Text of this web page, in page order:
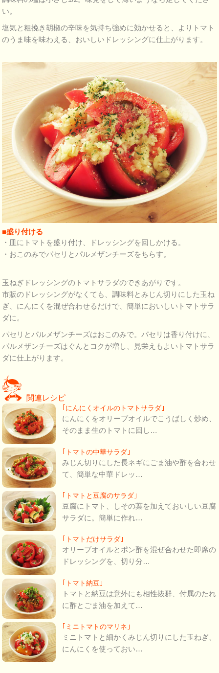
い。
塩気と粗挽き胡椒の辛味を気持ち強めに効かせると、よりトマト
のうま味を味わえる、おいしいドレッシングに仕上がります。
■盛り付ける
・皿にトマトを盛り付け、ドレッシングを回しかける。
・おこのみでパセリとパルメザンチーズをちらす。
玉ねぎドレッシングのトマトサラダのできあがりです。
市販のドレッシングがなくても、調味料とみじん切りにした玉ね
ぎ、にんにくを混ぜ合わせるだけで、簡単においしいトマトサラ
ダに。
パセリとパルメザンチーズはおこのみで。パセリは香り付けに、
パルメザンチーズはぐんとコクが増し、見栄えもよいトマトサラ
ダに仕上がります。
関連レシピ
｢にんにくオイルのトマトサラダ｣
にんにくをオリーブオイルでこうばしく炒め、
そのまま生のトマトに回し…
｢トマトの中華サラダ｣
みじん切りにした長ネギにごま油や酢を合わせ
て、簡単な中華ドレッ…
｢トマトと豆腐のサラダ｣
豆腐にトマト、しその葉を加えておいしい豆腐
サラダに。簡単に作れ…
｢トマトだけサラダ｣
オリーブオイルとポン酢を混ぜ合わせた即席の
ドレッシングを、切り分…
｢トマト納豆｣
トマトと納豆は意外にも相性抜群、付属のたれ
に酢とごま油を加えて…
｢ミニトマトのマリネ｣
ミニトマトと細かくみじん切りにした玉ねぎ、
にんにくを使っておい…